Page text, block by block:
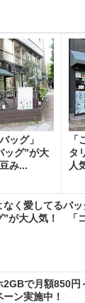
バッグ」
ッグ”が大
み...
タ
人
なく愛してるバ
”が大人気！ 「
2GBで月額850円
ーン実施中！